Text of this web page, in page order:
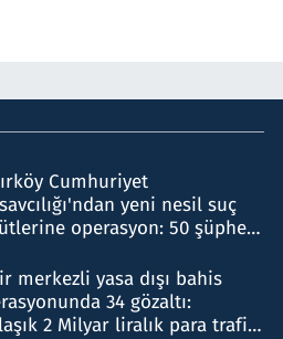
Cumhuriyet
yeni nesil suç
operasyon: 50 şüpheli
merkezli yasa dışı bahis
34 gözaltı:
2 Milyar liralık para trafiği